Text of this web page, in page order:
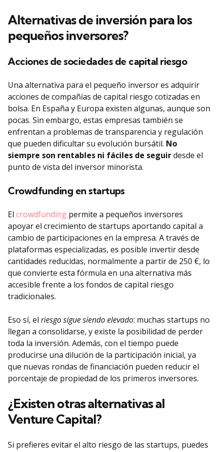
Alternativas de inversión para los
pequeños inversores?
Acciones de sociedades de capital riesgo
Una alternativa para el pequeño inversor es adquirir
acciones de compañías de capital riesgo cotizadas en
bolsa. En España y Europa existen algunas, aunque son
pocas. Sin embargo, estas empresas también se
enfrentan a problemas de transparencia y regulación
que pueden dificultar su evolución bursátil. No
siempre son rentables ni fáciles de seguirdesde el
punto de vista del inversor minorista.
Crowdfunding en startups
El crowdfunding permite a pequeños inversores
apoyar el crecimiento de startups aportando capital a
cambio de participaciones en la empresa. A través de
plataformas especializadas, es posible invertir desde
cantidades reducidas, normalmente a partir de 250 €, lo
que convierte esta fórmula en una alternativa más
accesible frente a los fondos de capital riesgo
tradicionales.
Eso sí, el riesgo sigue siendo elevado: muchas startups no
llegan a consolidarse, y existe la posibilidad de perder
toda la inversión. Además, con el tiempo puede
producirse una dilución de la participación inicial, ya
que nuevas rondas de financiación pueden reducir el
porcentaje de propiedad de los primeros inversores.
¿Existen otras alternativas al
Venture Capital?
Si prefieres evitar el alto riesgo de las startups, puedes